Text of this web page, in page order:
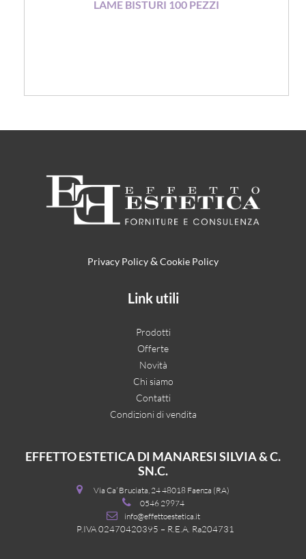
LAME BISTURI 100 PEZZI
Privacy Policy& Cookie Policy
Link utili
Prodotti
Offerte
Novità
Chi siamo
Contatti
Condizioni di vendita
EFFETTO ESTETICA DI MANARESI SILVIA & C.
SN.C.
Via Ca’ Bruciata, 24 48018 Faenza (RA)
0546 29974
info@effettoestetica.it
P.IVA 02470420395 – R.E.A. Ra204731